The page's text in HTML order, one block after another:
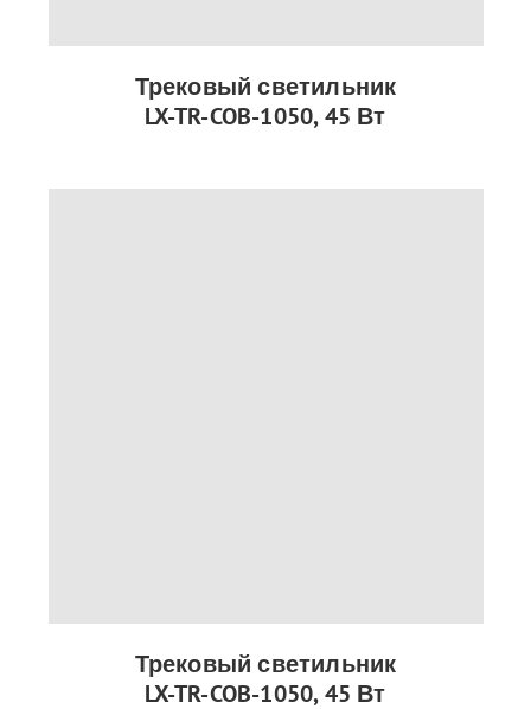
Трековый светильник
LX-TR-COB-1050, 45 Вт
Трековый светильник
LX-TR-COB-1050, 45 Вт